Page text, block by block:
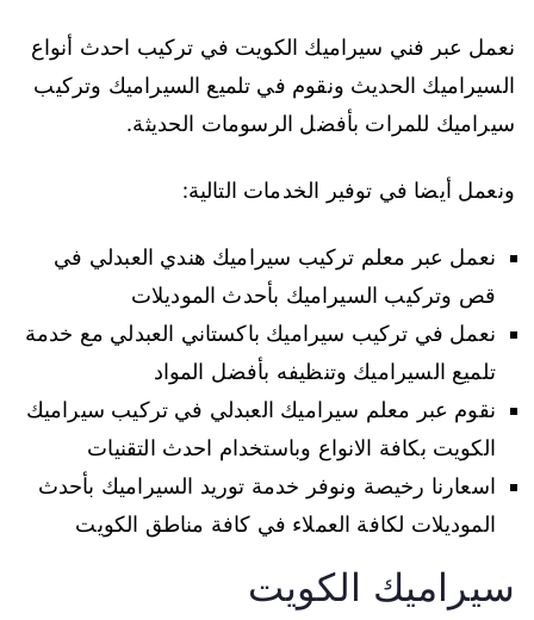
نعمل عبر فني سيراميك الكويت في تركيب احدث أنواع
السيراميك الحديث ونقوم في تلميع السيراميك وتركيب
سيراميك للمرات بأفضل الرسومات الحديثة.
ونعمل أيضا في توفير الخدمات التالية:
نعمل عبر معلم تركيب سيراميك هندي العبدلي في
قص وتركيب السيراميك بأحدث الموديلات
نعمل في تركيب سيراميك باكستاني العبدلي مع خدمة
تلميع السيراميك وتنظيفه بأفضل المواد
نقوم عبر معلم سيراميك العبدلي في تركيب سيراميك
الكويت بكافة الانواع وباستخدام احدث التقنيات
اسعارنا رخيصة ونوفر خدمة توريد السيراميك بأحدث
الموديلات لكافة العملاء في كافة مناطق الكويت
سيراميك الكويت